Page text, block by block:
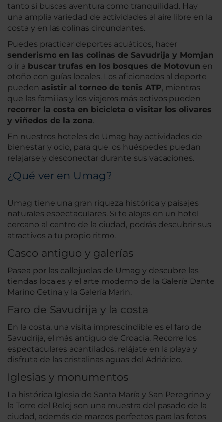
tanto si buscas aventura como tranquilidad. Hay
una amplia variedad de actividades al aire libre en la
costa y en las colinas circundantes.
Puedes practicar deportes acuáticos, hacer
senderismo en las colinas de Savudrija y Momjan
o ir a buscar trufas en los bosques de Motovun en
otoño con guías locales. Los aficionados al deporte
pueden asistir al torneo de tenis ATP, mientras
que las familias y los viajeros más activos pueden
recorrer la costa en bicicleta o visitar los olivares
y viñedos de la zona.
En nuestros hoteles de Umag hay actividades de
bienestar y ocio, para que los huéspedes puedan
relajarse y desconectar durante sus vacaciones.
¿Qué ver en Umag?
Umag tiene una gran riqueza histórica y paisajes
naturales espectaculares. Si te alojas en un hotel
cercano al centro de la ciudad, podrás descubrir sus
atractivos a tu propio ritmo.
Casco antiguo y galerías
Pasea por las callejuelas de Umag y descubre las
tiendas locales y el arte moderno de la Galería Dante
Marino Cetina y la Galería Marin.
Faro de Savudrija y la costa
En la costa, una visita imprescindible es el faro de
Savudrija, el más antiguo de Croacia. Recorre los
espectaculares acantilados, relájate en la playa y
disfruta de las cristalinas aguas del Adriático.
Iglesias y monumentos
La histórica Iglesia de Santa María y San Peregrino y
la Torre del Reloj son una muestra del pasado de la
ciudad, además de marcos perfectos para las fotos